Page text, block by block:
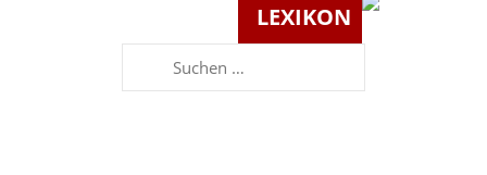
LEXIKON